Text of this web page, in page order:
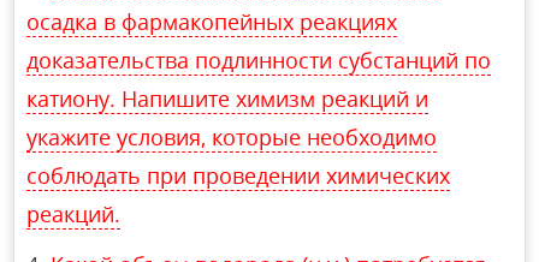
осадка в фармакопейных реакциях
доказательства подлинности субстанций по
катиону. Напишите химизм реакций и
укажите условия, которые необходимо
соблюдать при проведении химических
реакций.